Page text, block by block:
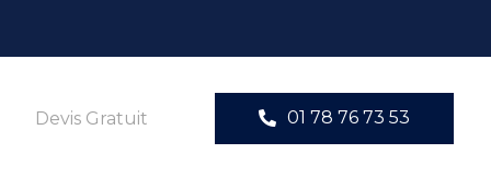
Devis Gratuit 01 78 76 73 53